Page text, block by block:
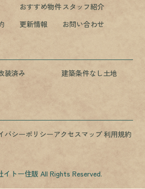
おすすめ物件スタッフ紹介
更新情報 お問い合わせ
装済み
建築条件なし土地
バシーポリシーアクセスマップ利用規約
イトー住販 All Rights Reserved.